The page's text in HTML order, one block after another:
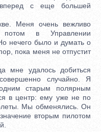
с еще большей
Меня очень вежливо
потом в Управлении
нечего было и думать о
пока меня не отпустит
удалось добиться
случайно. Я
старым полярным
в центр: ему уже не по
Мы обменялись. Он
вторым пилотом